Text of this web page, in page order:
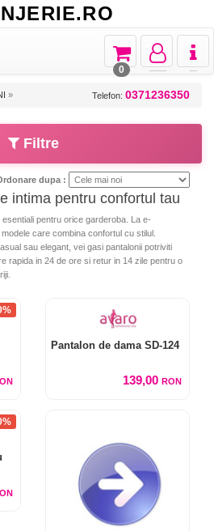
Toggle
Toggle
navigation
Toggle
navigation
0
» Telefon: 0371236350
Filtre
dupa :
intima pentru confortul tau
pentru orice garderoba. La e-
care combina confortul cu stilul.
sau elegant, vei gasi pantalonii potriviti
rapida in 24 de ore si retur in 14 zile pentru o
Pantalon de dama SD-124
139,00 RON